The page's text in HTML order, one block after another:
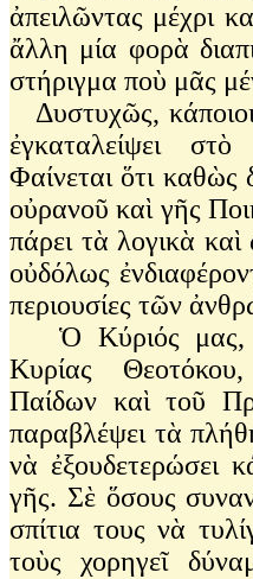
ἀπειλῶντας μέχρι
ἄλλη μία φορὰ
στήριγμα ποὺ μᾶς
Δυστυχῶς,
ἐγκαταλείψει
Φαίνεται ὅτι καθὼς
οὐρανοῦ καὶ γῆς
πάρει τὰ λογικὰ
οὐδόλως
περιουσίες τῶν
Ὁ Κύριός μας,
Κυρίας
Παίδων καὶ τοῦ
παραβλέψει τὰ
νὰ ἐξουδετερώσει
γῆς. Σὲ ὅσους
σπίτια τους νὰ
τοὺς χορηγεῖ